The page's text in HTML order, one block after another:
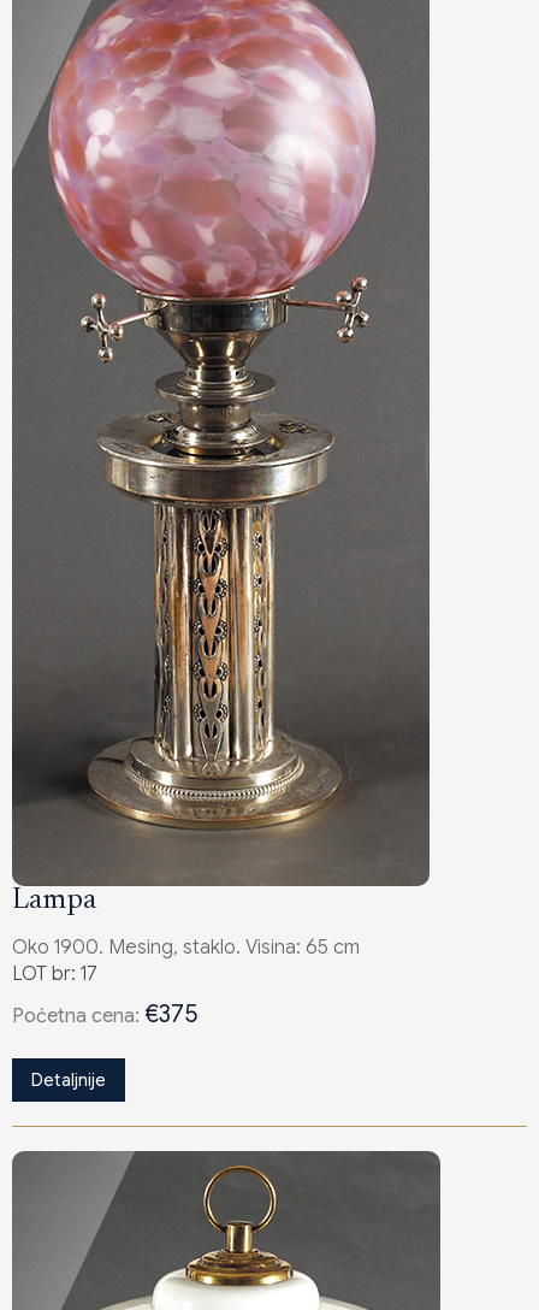
Lampa
Oko 1900. Mesing, staklo. Visina: 65 cm
LOT br: 17
Poċetna cena: €375
Detaljnije